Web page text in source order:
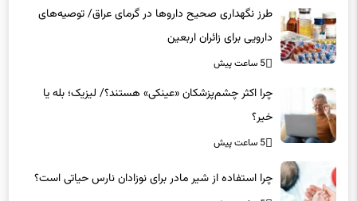
دارویی برای زائران اربعین
5 ساعت پیش
چرا اکثر چشم‌پزشکان «عینکی» هستند؟/ لیزیک؛ بله یا
خیر؟
5 ساعت پیش
5 ساعت پیش